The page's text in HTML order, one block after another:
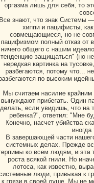
оргазма лишь для себя, то
Все знают, что знак Системы
хиппи и пацифисты,
совмещающиеся, но не
пацифизмом полный отказ от
ничего общего с нашим
тенденцию защищаться" (но
нередкая картинка на
разбегаются, потому что...
по высоким
Мы считаем насилие крайним
вынуждают прибегать. Один
делать, если увидишь, что на
ребенка?", ответил: "Мне
Конечно, насчет убийства
В завершающей части
системных делах. Прежде
ко всем людям, и эта
роста всякой гнили. Но
лотоса, как известно,
люди, привыкая к
к грязи в своей душе. Мы не